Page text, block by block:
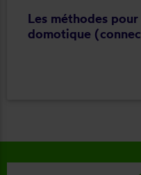
Les méthodes
domotique